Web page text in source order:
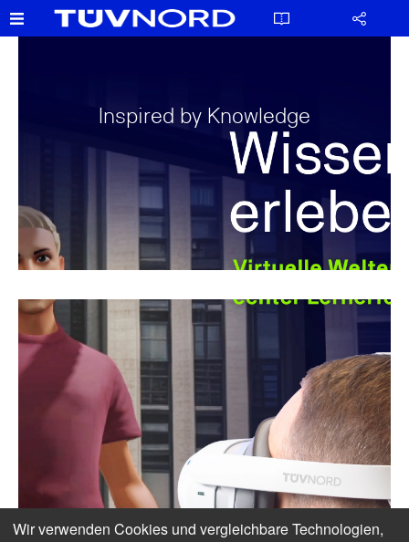
Inspired by Knowledge
Wir verwenden Cookies und vergleichbare Technologien,